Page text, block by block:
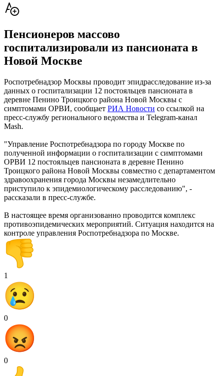
Пенсионеров массово
госпитализировали из пансионата в
Новой Москве
Роспотребнадзор Москвы проводит эпидрасследование из-за
данных о госпитализации 12 постояльцев пансионата в
деревне Пенино Троицкого района Новой Москвы с
симптомами ОРВИ, сообщает РИА Новости со ссылкой на
пресс-службу регионального ведомства и Telegram-канал
Mash.
"Управление Роспотребнадзора по городу Москве по
полученной информации о госпитализации с симптомами
ОРВИ 12 постояльцев пансионата в деревне Пенино
Троицкого района Новой Москвы совместно с департаментом
здравоохранения города Москвы незамедлительно
приступило к эпидемиологическому расследованию", -
рассказали в пресс-службе.
В настоящее время организованно проводится комплекс
противоэпидемических мероприятий. Ситуация находится на
контроле управления Роспотребнадзора по Москве.
1
0
0